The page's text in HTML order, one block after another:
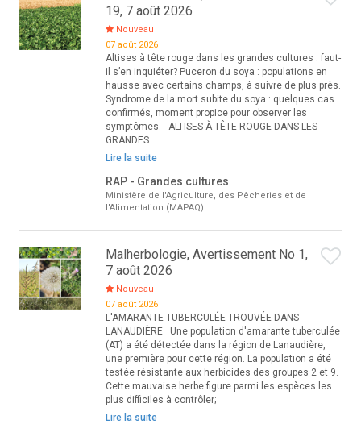
19, 7 août 2026
Nouveau
07 août 2026
Altises à tête rouge dans les grandes cultures : faut-
il s’en inquiéter? Puceron du soya : populations en
hausse avec certains champs, à suivre de plus près.
Syndrome de la mort subite du soya : quelques cas
confirmés, moment propice pour observer les
symptômes. ALTISES À TÊTE ROUGE DANS LES
GRANDES
Lire la suite
RAP - Grandes cultures
Ministère de l'Agriculture, des Pêcheries et de
l'Alimentation (MAPAQ)
Malherbologie, Avertissement No 1,
7 août 2026
Nouveau
07 août 2026
L'AMARANTE TUBERCULÉE TROUVÉE DANS
LANAUDIÈRE Une population d'amarante tuberculée
(AT) a été détectée dans la région de Lanaudière,
une première pour cette région. La population a été
testée résistante aux herbicides des groupes 2 et 9.
Cette mauvaise herbe figure parmi les espèces les
plus difficiles à contrôler;
Lire la suite